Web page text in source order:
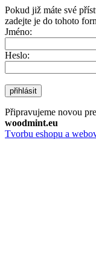
Pokud již máte své
zadejte je do tohoto
Jméno:
Heslo:
přihlásit
Připravujeme novou
woodmint.eu
Tvorbu eshopu a